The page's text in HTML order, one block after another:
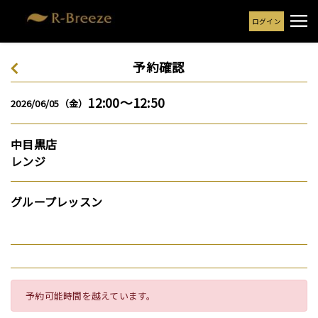
ログイン
予約確認
2026/06/05（金） 12:00～12:50
中目黒店
レンジ
グループレッスン
予約可能時間を越えています。